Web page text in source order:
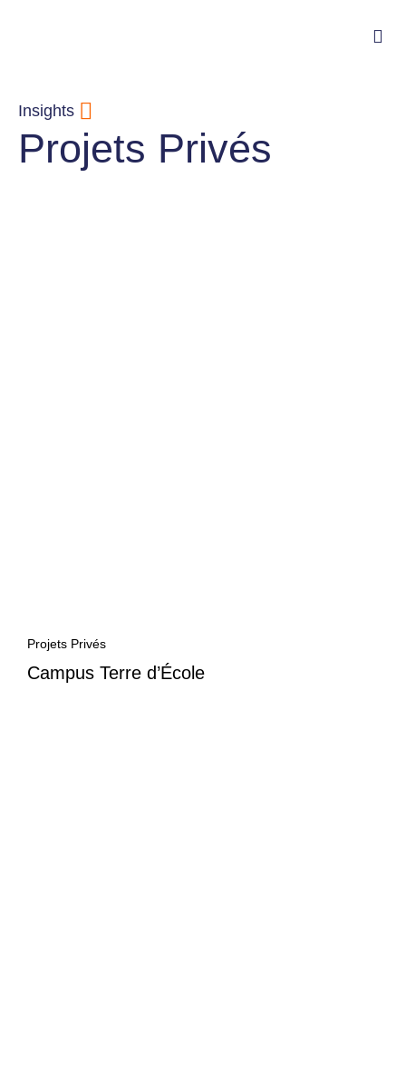
Insights
Projets Privés
Projets Privés
Campus Terre d’École